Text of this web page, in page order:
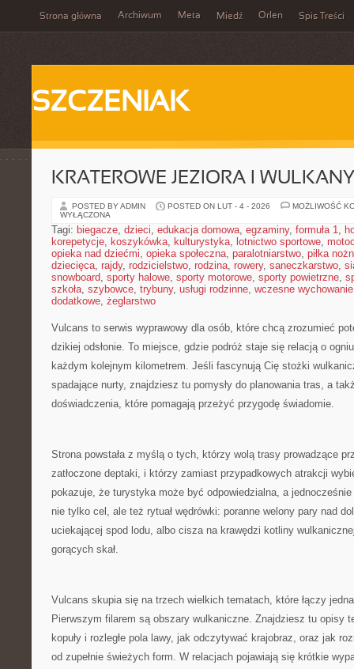
Strona główna Archiwum Meta Miedź Orlen Spis Treści
SZCZENIAK
KRATEROWE JEZIORA I WULKANY
POSTED BY ADMIN POSTED ON LUT - 4 - 2026
MOŻLIWOŚĆ
WYŁĄCZONA
Tagi: biegacze, dzieci, edukacja domowa, egzaminy, formuła 1,
korepetycje, koszykówka, kulturystyka, lotnictwo sportowe,
opieka nad dziećmi, opieka społeczna, paralotniarstwo, piłka
dziecięca, rajdy, rodzicielstwo, rodzina, rowery, saneczkarstwo,
snowboard, sporty halowe, sporty motorowe, sporty powietrzne,
szkoła, szybowce, trybuny, usługi rodzinne, wczesne wychowanie
dodatkowe, żeglarstwo
Vulcans to serwis wyprawowy dla osób, które chcą zrozumieć
dzikiej odsłonie. To miejsce, gdzie podróż staje się relacją o
każdym kolejnym kilometrem. Jeśli fascynują Cię stożki
spadające nurty, znajdziesz tu pomysły do planowania tras, a
doświadczenia, które pomagają przeżyć przygodę świadomie.
Strona powstała z myślą o tych, którzy wolą trasy prowadzące
zatłoczone deptaki, i którzy zamiast przypadkowych atrakcji
pokazuje, że turystyka może być odpowiedzialna, a
nie tylko cel, ale też rytuał wędrówki: poranne welony pary nad
uciekającej spod lodu, albo cisza na krawędzi kotliny
gorących skał.
Vulcans skupia się na trzech wielkich tematach, które łączy
Pierwszym filarem są obszary wulkaniczne. Znajdziesz tu opisy
kopuły i rozległe pola lawy, jak odczytywać krajobraz, oraz jak
od zupełnie świeżych form. W relacjach pojawiają się krótkie